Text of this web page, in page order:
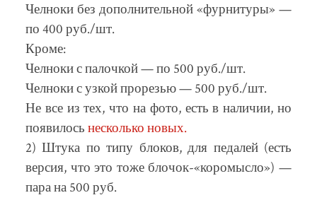
Челноки без дополнительной «фурнитуры» —
по 400 руб./шт.
Кроме:
Челноки с палочкой — по 500 руб./шт.
Челноки с узкой прорезью — 500 руб./шт.
Не все из тех, что на фото, есть в наличии, но
появилось несколько новых.
2) Штука по типу блоков, для педалей (есть
версия, что это тоже блочок-«коромысло») —
пара на 500 руб.